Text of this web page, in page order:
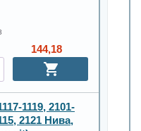
144,18
1119, 2101-
2121 Нива,